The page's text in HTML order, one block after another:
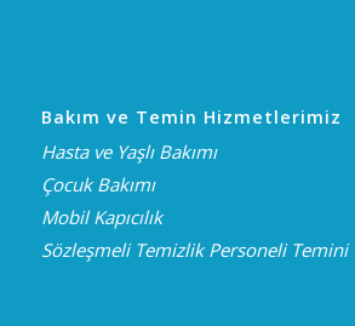
Bakım ve Temin Hizmetlerimiz
Hasta ve Yaşlı Bakımı
Çocuk Bakımı
Mobil Kapıcılık
Sözleşmeli Temizlik Personeli Temini